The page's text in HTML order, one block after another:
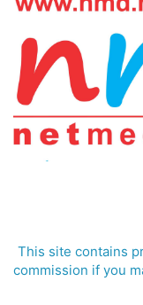
This site contains
commission if you